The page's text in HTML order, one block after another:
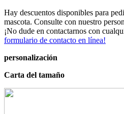
Hay descuentos disponibles para
mascota. Consulte con nuestro
¡No dude en contactarnos con
formulario de contacto en línea!
personalización
Carta del tamaño